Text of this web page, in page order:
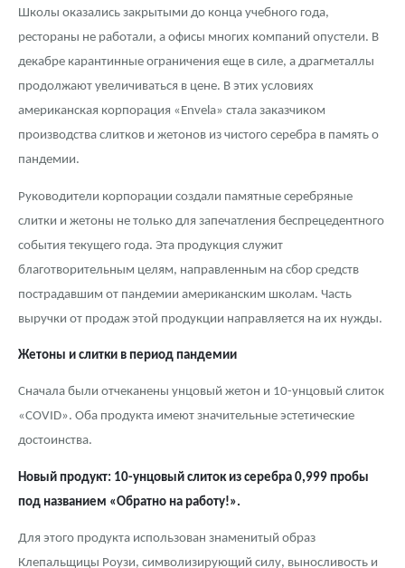
Год Лошади
Жетоны "Необыкновенные обитатели глубин"
Русская нумизматика
Наборы подарочных и коллекционных монет
Книги по нумизматике
Монеты
Политика использования Cookies
Положение по обработке и защите персональных данных
Пресс-служба
Школы оказались закрытыми до конца учебного года,
рестораны не работали, а офисы многих компаний опустели. В
декабре карантинные ограничения еще в силе, а драгметаллы
продолжают увеличиваться в цене. В этих условиях
американская корпорация «Envela» стала заказчиком
производства слитков и жетонов из чистого серебра в память о
пандемии.
Руководители корпорации создали памятные серебряные
слитки и жетоны не только для запечатления беспрецедентного
события текущего года. Эта продукция служит
благотворительным целям, направленным на сбор средств
пострадавшим от пандемии американским школам. Часть
выручки от продаж этой продукции направляется на их нужды.
Жетоны и слитки в период пандемии
Сначала были отчеканены унцовый жетон и 10-унцовый слиток
«COVID». Оба продукта имеют значительные эстетические
достоинства.
Новый продукт: 10-унцовый слиток из серебра 0,999 пробы
под названием «Обратно на работу!».
Для этого продукта использован знаменитый образ
Клепальщицы Роузи, символизирующий силу, выносливость и